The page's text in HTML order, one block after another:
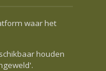
waar het
houden